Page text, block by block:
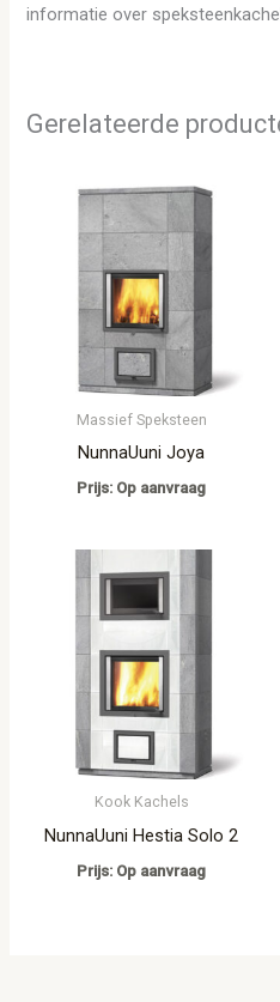
informatie over
Gerelateerde
Massief Speksteen
NunnaUuni Joya
Prijs: Op aanvraag
Kook Kachels
NunnaUuni Hestia Solo 2
Prijs: Op aanvraag